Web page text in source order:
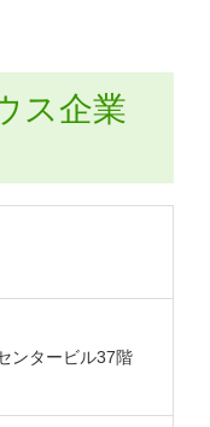
ス企業
ンタービル37階